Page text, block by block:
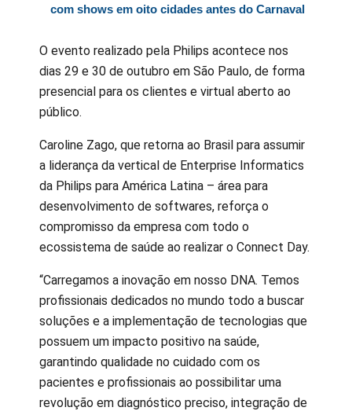
com shows em oito cidades antes do Carnaval
O evento realizado pela Philips acontece nos
dias 29 e 30 de outubro em São Paulo, de forma
presencial para os clientes e virtual aberto ao
público.
Caroline Zago, que retorna ao Brasil para assumir
a liderança da vertical de Enterprise Informatics
da Philips para América Latina – área para
desenvolvimento de softwares, reforça o
compromisso da empresa com todo o
ecossistema de saúde ao realizar o Connect Day.
“Carregamos a inovação em nosso DNA. Temos
profissionais dedicados no mundo todo a buscar
soluções e a implementação de tecnologias que
possuem um impacto positivo na saúde,
garantindo qualidade no cuidado com os
pacientes e profissionais ao possibilitar uma
revolução em diagnóstico preciso, integração de